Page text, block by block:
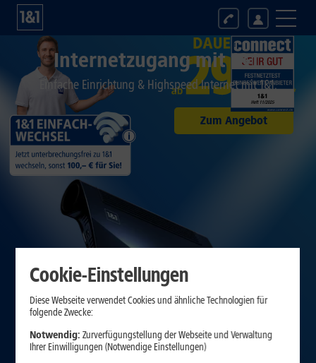
Zum Angebot
Internetzugang mit 1&1
Einfache Einrichtung & Highspeed Internet mit 1&1.
Cookie-Einstellungen
Diese Webseite verwendet Cookies und ähnliche Technologien für
folgende Zwecke:
Notwendig: Zurverfügungstellung der Webseite und Verwaltung
Ihrer Einwilligungen (Notwendige Einstellungen)